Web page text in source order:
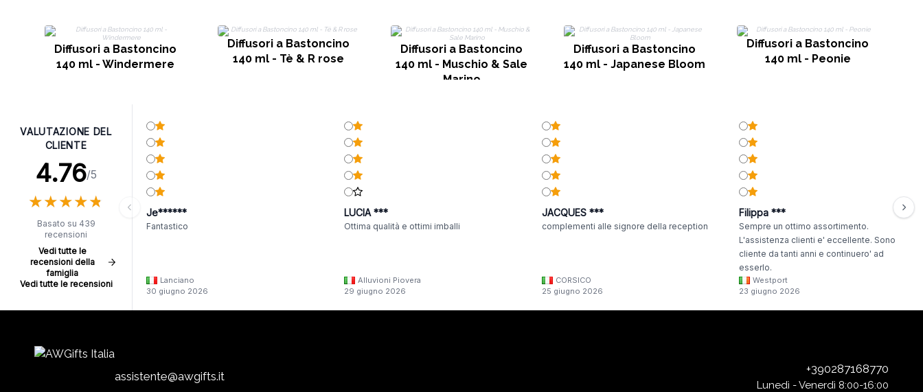
Diffusori a Bastoncino
140 ml - Windermere
Diffusori a Bastoncino
140 ml - Tè & R rose
Diffusori a Bastoncino
140 ml - Muschio & Sale
Marino
Diffusori a Bastoncino
140 ml - Japanese Bloom
Diffusori a Bastoncino
140 ml - Peonie
VALUTAZIONE DEL
CLIENTE
4.76/5
★★★★★
★★★★★
Basato su 439
recensioni
Vedi tutte le
recensioni della
famiglia
Vedi tutte le recensioni
Je******
Fantastico
Lanciano
30 giugno 2026
LUCIA ***
Ottima qualità e ottimi imballi
Alluvioni Piovera
29 giugno 2026
JACQUES ***
complementi alle signore della reception
CORSICO
25 giugno 2026
Filippa ***
Sempre un ottimo assortimento.
L'assistenza clienti e' eccellente. Sono
cliente da tanti anni e continuero' ad
esserlo.
Westport
23 giugno 2026
assistente@awgifts.it
+390287168770
Lunedì - Venerdì 8:00-16:00